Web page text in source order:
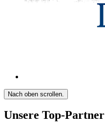
Nach oben scrollen.
Unsere Top-Partner